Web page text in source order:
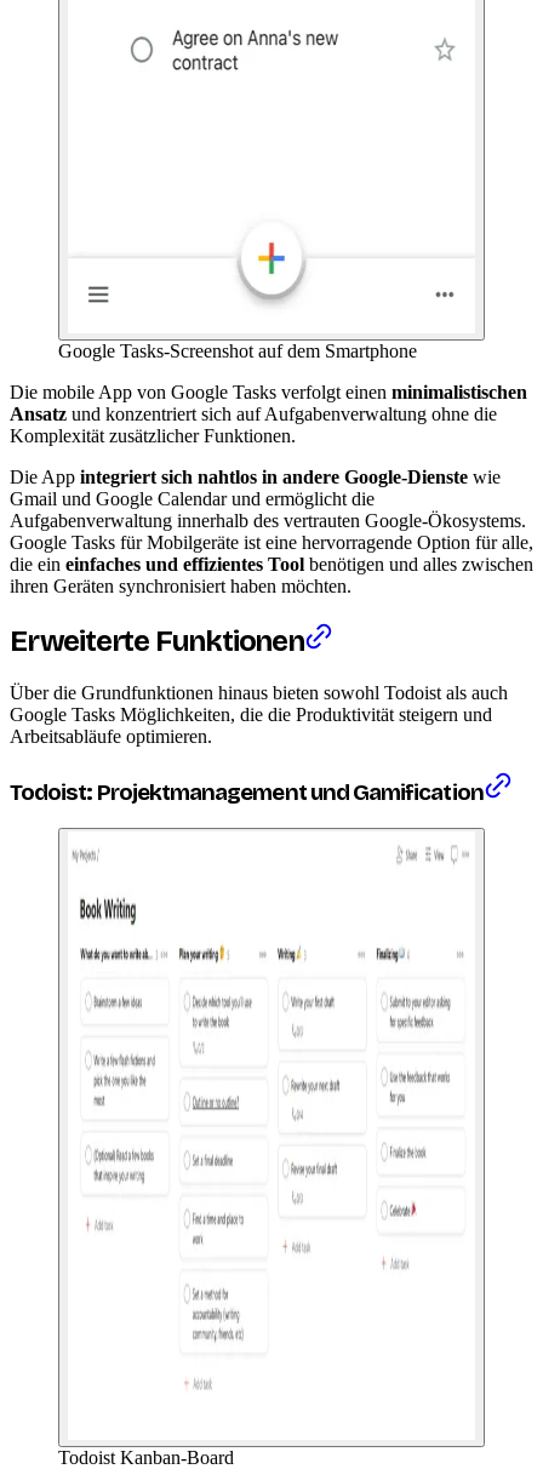
Google Tasks-Screenshot auf dem Smartphone
Die mobile App von Google Tasks verfolgt einen minimalistischen
Ansatz und konzentriert sich auf Aufgabenverwaltung ohne die
Komplexität zusätzlicher Funktionen.
Die App integriert sich nahtlos in andere Google-Dienste wie
Gmail und Google Calendar und ermöglicht die
Aufgabenverwaltung innerhalb des vertrauten Google-Ökosystems.
Google Tasks für Mobilgeräte ist eine hervorragende Option für alle,
die ein einfaches und effizientes Tool benötigen und alles zwischen
ihren Geräten synchronisiert haben möchten.
Erweiterte Funktionen
Über die Grundfunktionen hinaus bieten sowohl Todoist als auch
Google Tasks Möglichkeiten, die die Produktivität steigern und
Arbeitsabläufe optimieren.
Todoist: Projektmanagement und Gamification
Todoist Kanban-Board